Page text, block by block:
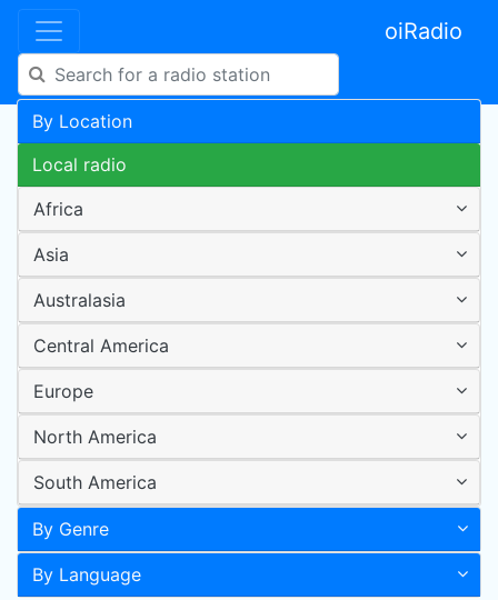
oiRadio
By Location
Local radio
Africa
Asia
Australasia
Central America
Europe
North America
South America
By Genre
By Language